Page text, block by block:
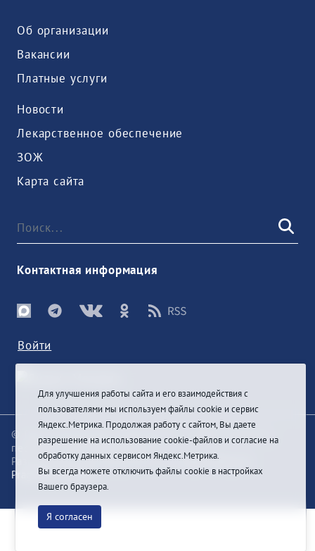
Об организации
Вакансии
Платные услуги
Новости
Лекарственное обеспечение
ЗОЖ
Карта сайта
Контактная информация
Войти
© При цитировании информации с сайта ссылка на
первоисточник обязательна
Разработка и техподдержка сайта Bars-Penza &
Pragmatic Studio
Для улучшения работы сайта и его взаимодействия с
пользователями мы используем файлы cookie и сервис
Яндекс.Метрика. Продолжая работу с сайтом, Вы даете
разрешение на использование cookie-файлов и согласие на
обработку данных сервисом Яндекс.Метрика.
Вы всегда можете отключить файлы cookie в настройках
Вашего браузера.
Я согласен